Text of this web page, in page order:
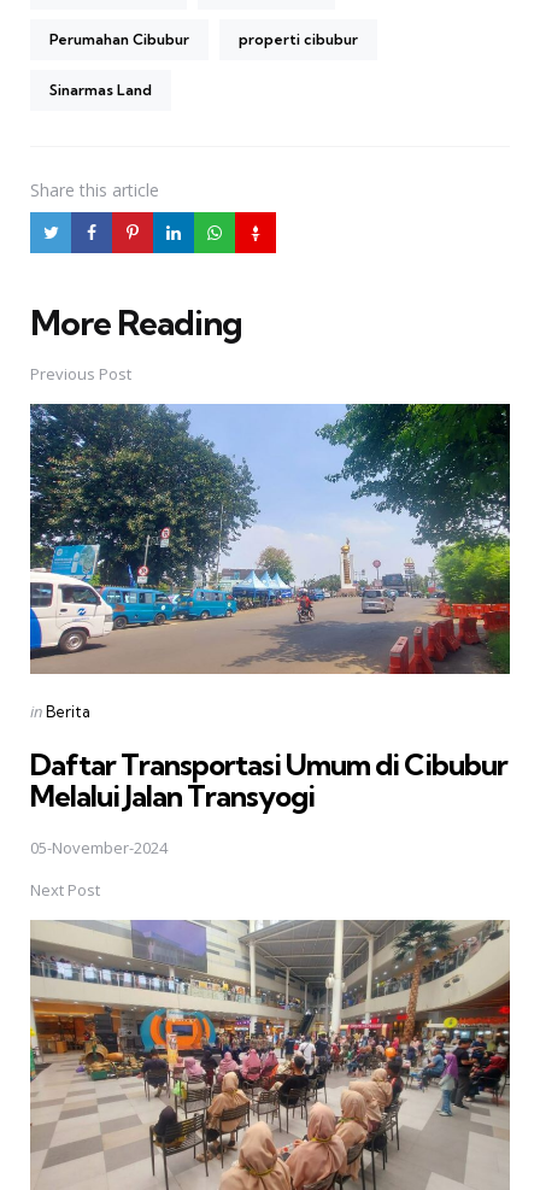
Perumahan Cibubur properti cibubur
Sinarmas Land
Share this article
More Reading
Post
navigation
Previous Post
Posted
inBerita
Daftar Transportasi Umum di Cibubur
Melalui Jalan Transyogi
05-November-2024
Next Post